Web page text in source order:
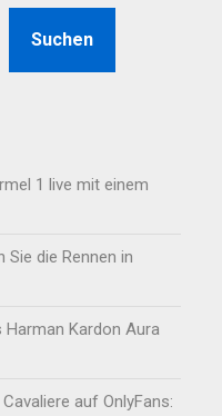
Suchen
1 live mit einem
Sie die Rennen in
Harman Kardon Aura
auf OnlyFans: